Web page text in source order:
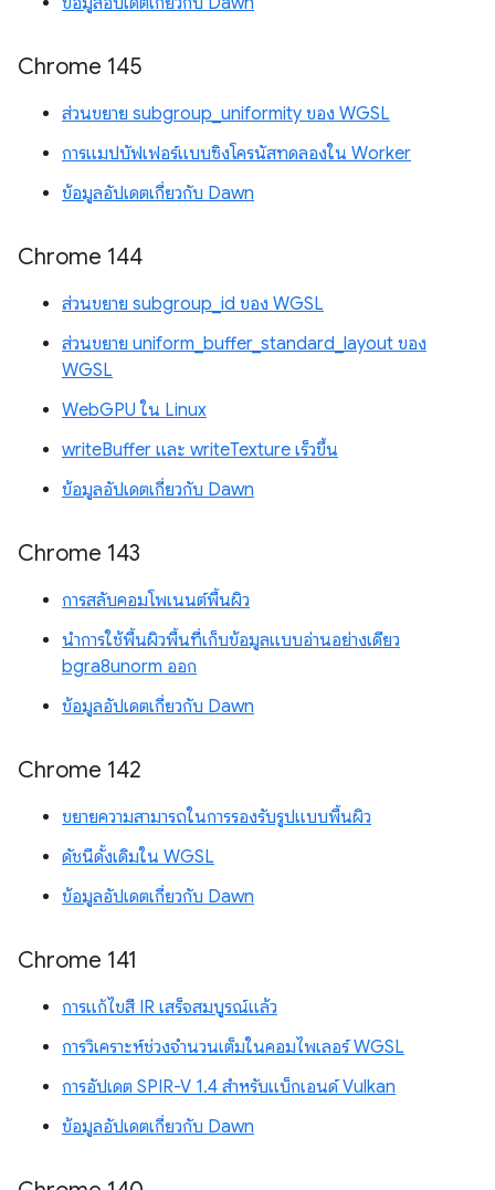
Chrome 145
ส่วนขยาย subgroup_uniformity ของ WGSL
การแมปบัฟเฟอร์แบบซิงโครนัสทดลองใน Worker
ข้อมูลอัปเดตเกี่ยวกับ Dawn
Chrome 144
ส่วนขยาย subgroup_id ของ WGSL
ส่วนขยาย uniform_buffer_standard_layout ของ
WGSL
WebGPU ใน Linux
writeBuffer และ writeTexture เร็วขึ้น
ข้อมูลอัปเดตเกี่ยวกับ Dawn
Chrome 143
การสลับคอมโพเนนต์พื้นผิว
นำการใช้พื้นผิวพื้นที่เก็บข้อมูลแบบอ่านอย่างเดียว
bgra8unorm ออก
ข้อมูลอัปเดตเกี่ยวกับ Dawn
Chrome 142
ขยายความสามารถในการรองรับรูปแบบพื้นผิว
ดัชนีดั้งเดิมใน WGSL
ข้อมูลอัปเดตเกี่ยวกับ Dawn
Chrome 141
การแก้ไขสี IR เสร็จสมบูรณ์แล้ว
การวิเคราะห์ช่วงจำนวนเต็มในคอมไพเลอร์ WGSL
การอัปเดต SPIR-V 1.4 สำหรับแบ็กเอนด์ Vulkan
ข้อมูลอัปเดตเกี่ยวกับ Dawn